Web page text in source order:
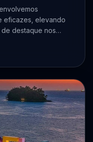
eficazes, elevando
destaque nos